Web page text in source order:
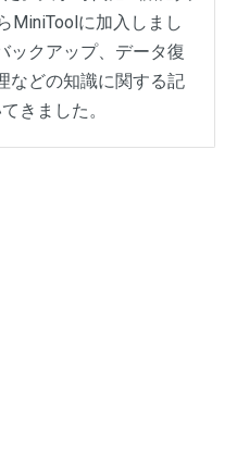
MiniToolに加入しまし
ックアップ、データ復
などの知識に関する記
きました。